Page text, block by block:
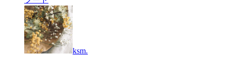
ksm.